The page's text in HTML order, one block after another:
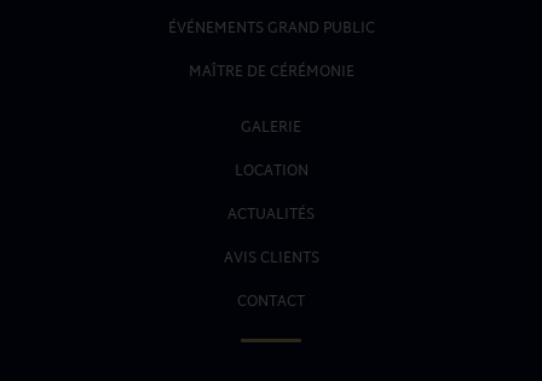
ÉVÉNEMENTS GRAND PUBLIC
MAÎTRE DE CÉRÉMONIE
GALERIE
LOCATION
ACTUALITÉS
AVIS CLIENTS
CONTACT